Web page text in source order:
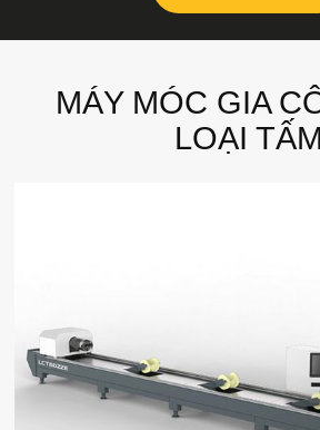
MÁY MÓC GIA
LOẠI TẤM